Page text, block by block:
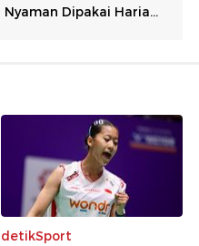
detikSport